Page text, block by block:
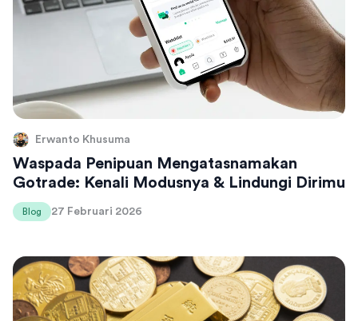
Erwanto Khusuma
Waspada Penipuan Mengatasnamakan
Gotrade: Kenali Modusnya & Lindungi Dirimu
Blog 27 Februari 2026